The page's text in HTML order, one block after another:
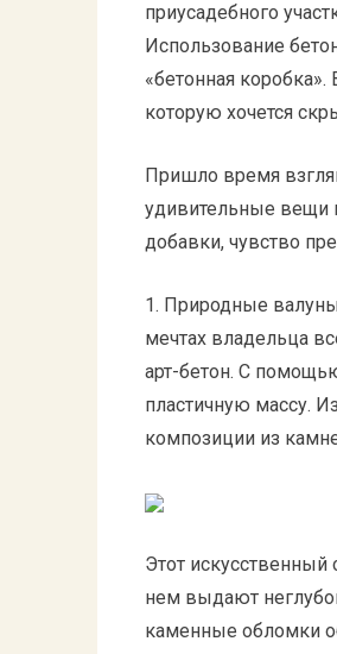
приусадебного
Использование
«бетонная
которую хочется
Пришло время
удивительные вещи
добавки, чувство
1. Природные
мечтах владельца
арт-бетон. С
пластичную массу.
композиции из
Этот искусственный
нем выдают
каменные обломки